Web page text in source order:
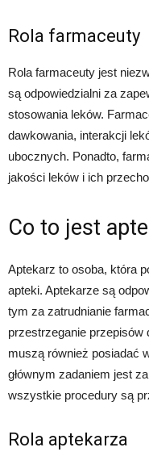
Rola farmaceuty
Rola farmaceuty jest
są odpowiedzialni za
stosowania leków.
dawkowania, interakcji
ubocznych. Ponadto,
jakości leków i ich
Co to jest
Aptekarz to osoba, która
apteki. Aptekarze są
tym za zatrudnianie
przestrzeganie
muszą również posiadać
głównym zadaniem jest
wszystkie procedury są
Rola aptekarza